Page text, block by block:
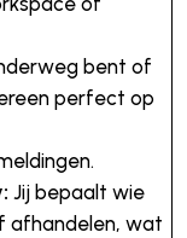
bent of
perfect op
Jij bepaalt wie
afhandelen, wat